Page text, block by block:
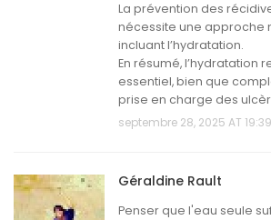
La prévention des
nécessite une approche
incluant l’hydratation.
En résumé, l’hydratation
essentiel, bien que
prise en charge des
septembre 28, 2025 AT 19:39
Géraldine Rault
Penser que l'eau seule